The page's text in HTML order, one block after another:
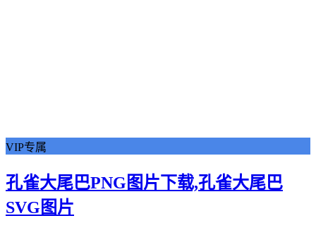
VIP专属
孔雀大尾巴PNG图片下载,孔雀大尾巴
SVG图片